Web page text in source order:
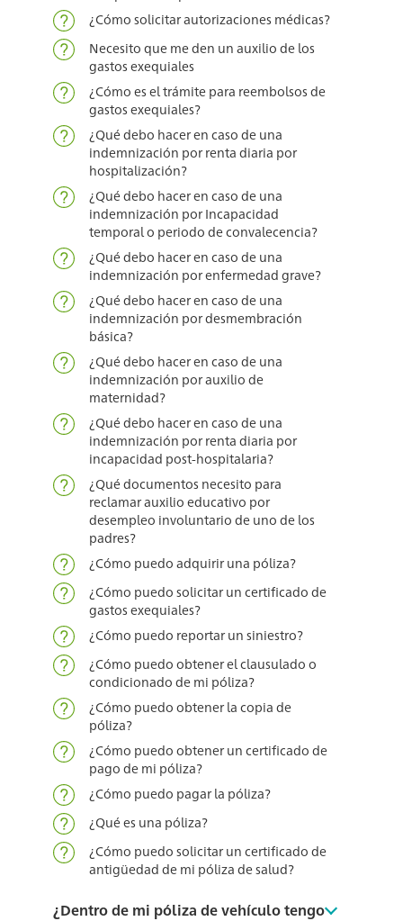
¿Cómo solicitar autorizaciones médicas?
Necesito que me den un auxilio de los
gastos exequiales
¿Cómo es el trámite para reembolsos de
gastos exequiales?
¿Qué debo hacer en caso de una
indemnización por renta diaria por
hospitalización?
¿Qué debo hacer en caso de una
indemnización por Incapacidad
temporal o periodo de convalecencia?
¿Qué debo hacer en caso de una
indemnización por enfermedad grave?
¿Qué debo hacer en caso de una
indemnización por desmembración
básica?
¿Qué debo hacer en caso de una
indemnización por auxilio de
maternidad?
¿Qué debo hacer en caso de una
indemnización por renta diaria por
incapacidad post-hospitalaria?
¿Qué documentos necesito para
reclamar auxilio educativo por
desempleo involuntario de uno de los
padres?
¿Cómo puedo adquirir una póliza?
¿Cómo puedo solicitar un certificado de
gastos exequiales?
¿Cómo puedo reportar un siniestro?
¿Cómo puedo obtener el clausulado o
condicionado de mi póliza?
¿Cómo puedo obtener la copia de
póliza?
¿Cómo puedo obtener un certificado de
pago de mi póliza?
¿Cómo puedo pagar la póliza?
¿Qué es una póliza?
¿Cómo puedo solicitar un certificado de
antigüedad de mi póliza de salud?
¿Dentro de mi póliza de vehículo tengo